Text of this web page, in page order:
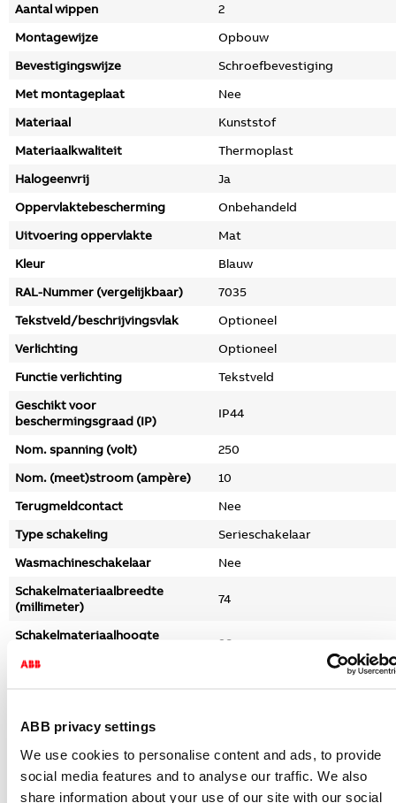
ABB privacy settings
We use cookies to personalise content and ads, to provide
social media features and to analyse our traffic. We also
share information about your use of our site with our social
Aantal wippen
2
Montagewijze
Opbouw
Bevestigingswijze
Schroefbevestiging
Met montageplaat
Nee
Materiaal
Kunststof
Materiaalkwaliteit
Thermoplast
Halogeenvrij
Ja
Oppervlaktebescherming
Onbehandeld
Uitvoering oppervlakte
Mat
Kleur
Blauw
RAL-Nummer (vergelijkbaar)
7035
Tekstveld/beschrijvingsvlak
Optioneel
Verlichting
Optioneel
Functie verlichting
Tekstveld
Geschikt voor
beschermingsgraad (IP)
IP44
Nom. spanning (volt)
250
Nom. (meet)stroom (ampère)
10
Terugmeldcontact
Nee
Type schakeling
Serieschakelaar
Wasmachineschakelaar
Nee
Schakelmateriaalbreedte
(millimeter)
74
Schakelmateriaalhoogte
98
Compatible met Apple HomeKit
Compatible met Google
Assistant
Nee
Compatible met Amazon Alexa Nee